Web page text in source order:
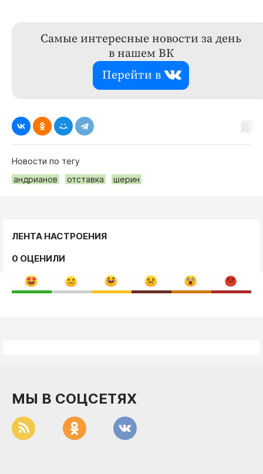
Самые интересные новости за день
в нашем ВК
Перейти в
Новости по тегу
андрианов
отставка шерин
ЛЕНТА НАСТРОЕНИЯ
0 ОЦЕНИЛИ
МЫ В СОЦСЕТЯХ